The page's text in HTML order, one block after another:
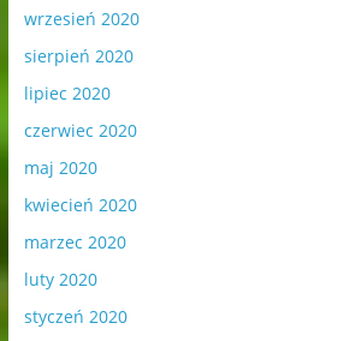
wrzesień 2020
sierpień 2020
lipiec 2020
czerwiec 2020
maj 2020
kwiecień 2020
marzec 2020
luty 2020
styczeń 2020